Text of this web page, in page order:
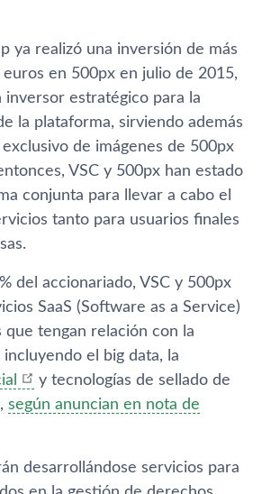
ya realizó una inversión de más
en 500px en julio de 2015,
estratégico para la
la plataforma, sirviendo además
de imágenes de 500px
VSC y 500px han estado
conjunta para llevar a cabo el
tanto para usuarios finales
del accionariado, VSC y 500px
SaaS (Software as a Service)
que tengan relación con la
el big data, la
y tecnologí­as de sellado de
según anuncian en nota de
desarrollándose servicios para